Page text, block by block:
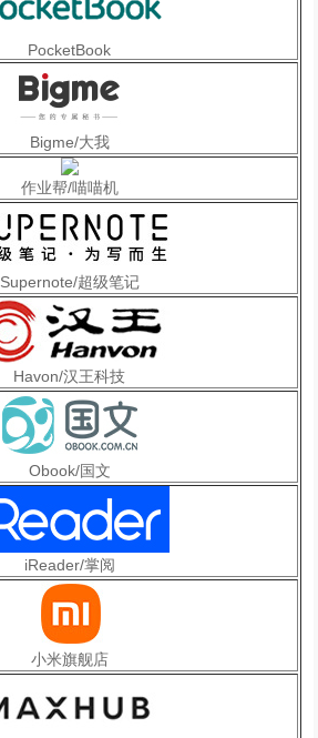
PocketBook
Bigme/大我
作业帮/喵喵机
Supernote/超级笔记
Havon/汉王科技
Obook/国文
iReader/掌阅
小米旗舰店